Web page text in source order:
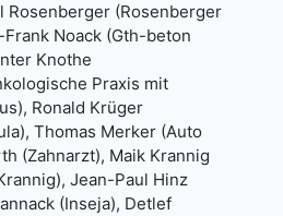
Rosenberger (Rosenberger
Noack (Gth-beton
Knothe
Praxis mit
Ronald Krüger
Thomas Merker (Auto
(Zahnarzt), Maik Krannig
Jean-Paul Hinz
(Inseja), Detlef